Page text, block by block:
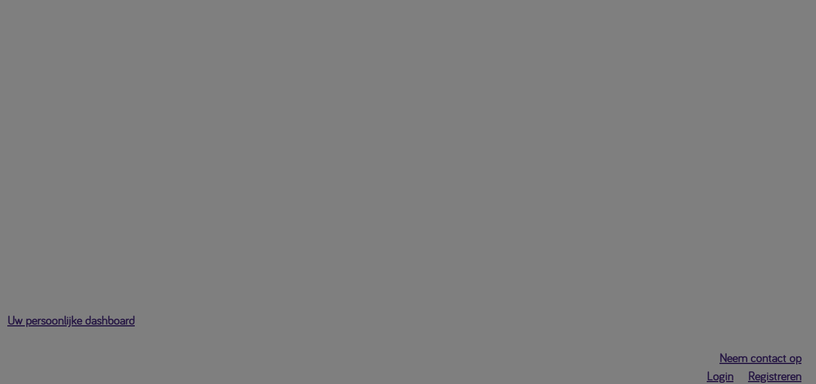
Uw persoonlijke dashboard
Neem contact op
Login
Registreren